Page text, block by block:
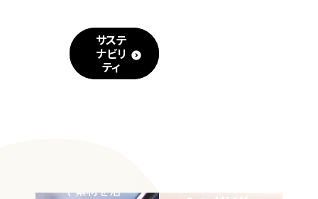
サステ
ナビリ
ティ
イノベ
や素材を活